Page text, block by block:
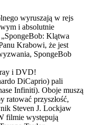
wyruszają w rejs
i absolutnie
Klątwa
Krabowi, że jest
SpongeBob
i DVD!
DiCaprio) pali
Infiniti). Oboje muszą
ratować przyszłość,
Steven J. Lockjaw
filmie występują